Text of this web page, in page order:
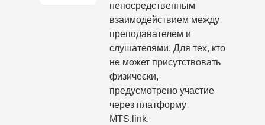
непосредственным
взаимодействием между
преподавателем и
слушателями. Для тех, кто
не может присутствовать
физически,
предусмотрено участие
через платформу
MTS.link.